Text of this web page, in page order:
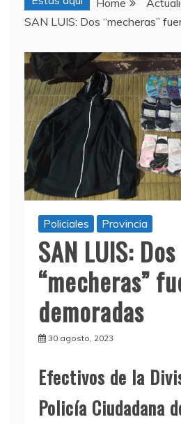
Home
SAN LUIS: Dos “mecheras”
Policiales Provincia
SAN LUIS: Dos
“mecheras”
demoradas
30 agosto, 2023
Efectivos de la
Policía Ciudadana